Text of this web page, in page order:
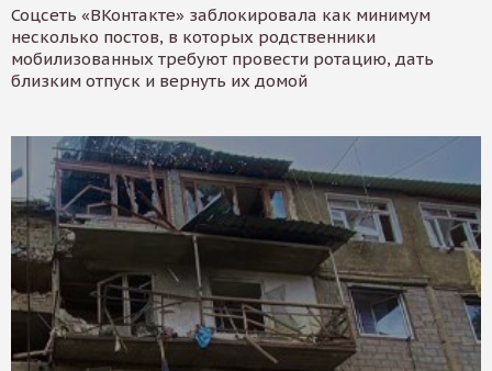
Соцсеть «ВКонтакте» заблокировала как минимум
несколько постов, в которых родственники
мобилизованных требуют провести ротацию, дать
близким отпуск и вернуть их домой